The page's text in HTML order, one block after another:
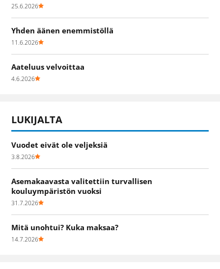
25.6.2026
Yhden äänen enemmistöllä
11.6.2026
Aateluus velvoittaa
4.6.2026
LUKIJALTA
Vuodet eivät ole veljeksiä
3.8.2026
Asemakaavasta valitettiin turvallisen
kouluympäristön vuoksi
31.7.2026
Mitä unohtui? Kuka maksaa?
14.7.2026